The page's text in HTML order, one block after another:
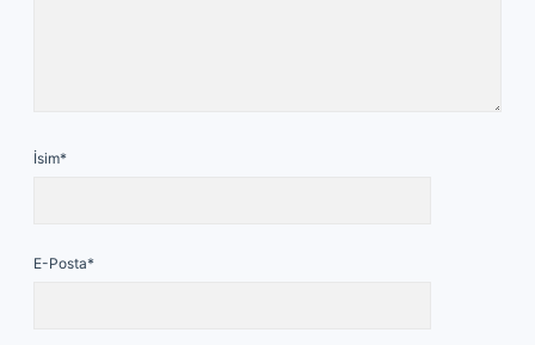
İsim*
E-Posta*